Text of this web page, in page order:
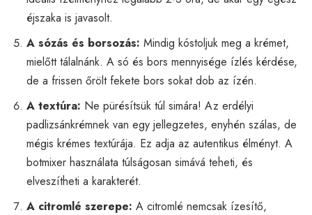
éjszaka is javasolt.
A sózás és borsozás: Mindig kóstoljuk meg a krémet,
mielőtt tálalnánk. A só és bors mennyisége ízlés kérdése,
de a frissen őrölt fekete bors sokat dob az ízén.
A textúra: Ne pürésítsük túl simára! Az erdélyi
padlizsánkrémnek van egy jellegzetes, enyhén szálas, de
mégis krémes textúrája. Ez adja az autentikus élményt. A
botmixer használata túlságosan simává teheti, és
elveszítheti a karakterét.
A citromlé szerepe: A citromlé nemcsak ízesítő,